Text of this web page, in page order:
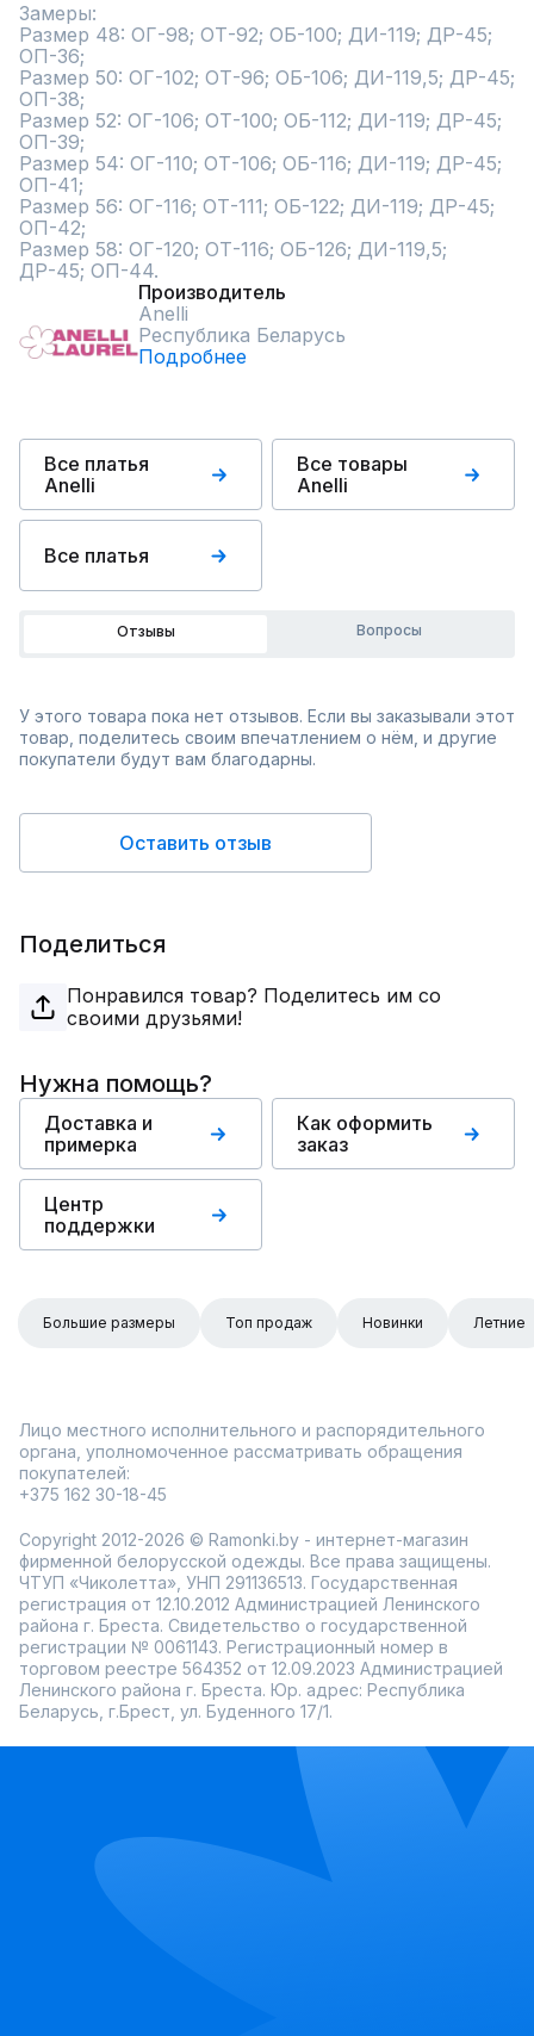
Замеры:
Размер 48: ОГ-98; ОТ-92; ОБ-100; ДИ-119; ДР-45;
ОП-36;
Размер 50: ОГ-102; ОТ-96; ОБ-106; ДИ-119,5; ДР-45;
ОП-38;
Размер 52: ОГ-106; ОТ-100; ОБ-112; ДИ-119; ДР-45;
ОП-39;
Размер 54: ОГ-110; ОТ-106; ОБ-116; ДИ-119; ДР-45;
ОП-41;
Размер 56: ОГ-116; ОТ-111; ОБ-122; ДИ-119; ДР-45;
ОП-42;
Размер 58: ОГ-120; ОТ-116; ОБ-126; ДИ-119,5;
ДР-45; ОП-44.
Производитель
Anelli
Республика Беларусь
Подробнее
Все платья
Anelli
Все товары
Anelli
Все платья
Отзывы Вопросы
У этого товара пока нет отзывов. Если вы заказывали этот
товар, поделитесь своим впечатлением о нём, и другие
покупатели будут вам благодарны.
Оставить отзыв
Поделиться
Понравился товар? Поделитесь им со
своими друзьями!
Нужна помощь?
Доставка и
примерка
Как оформить
заказ
Центр
поддержки
Большие размеры Топ продаж Новинки Летние
Лицо местного исполнительного и распорядительного
органа, уполномоченное рассматривать обращения
покупателей:
+375 162 30-18-45
Copyright 2012-2026 © Ramonki.by - интернет-магазин
фирменной белорусской одежды. Все права защищены.
ЧТУП «Чиколетта», УНП 291136513. Государственная
регистрация от 12.10.2012 Администрацией Ленинского
района г. Бреста. Свидетельство о государственной
регистрации № 0061143. Регистрационный номер в
торговом реестре 564352 от 12.09.2023 Администрацией
Ленинского района г. Бреста. Юр. адрес: Республика
Беларусь, г.Брест, ул. Буденного 17/1.